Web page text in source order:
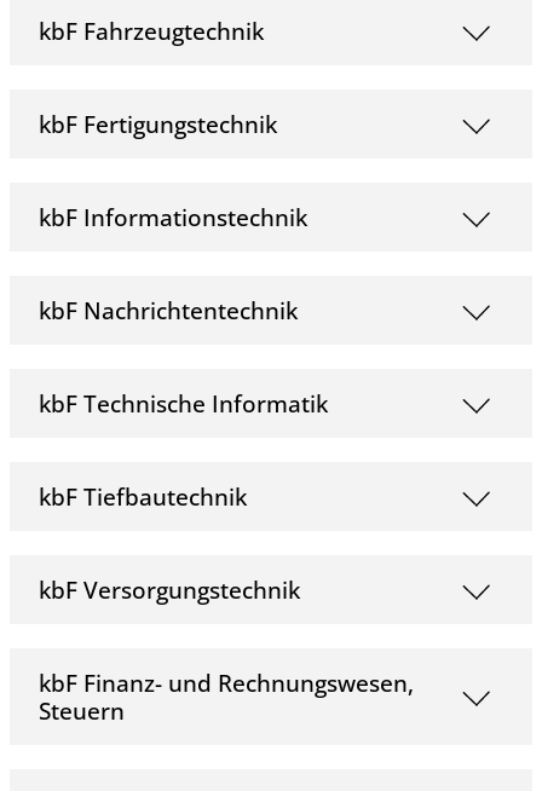
kbF Fahrzeugtechnik
kbF Fertigungstechnik
kbF Informationstechnik
kbF Nachrichtentechnik
kbF Technische Informatik
kbF Tiefbautechnik
kbF Versorgungstechnik
kbF Finanz- und Rechnungswesen,
Steuern